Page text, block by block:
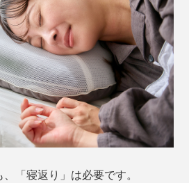
チ”と呼ばれているそう。
のあお向け寝」をテーマに開発さ
「寝返り」は必要です。